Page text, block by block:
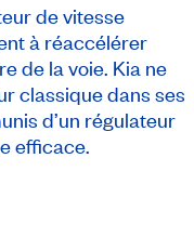
de vitesse
à réaccélérer
de la voie. Kia ne
classique dans ses
d’un régulateur
efficace.